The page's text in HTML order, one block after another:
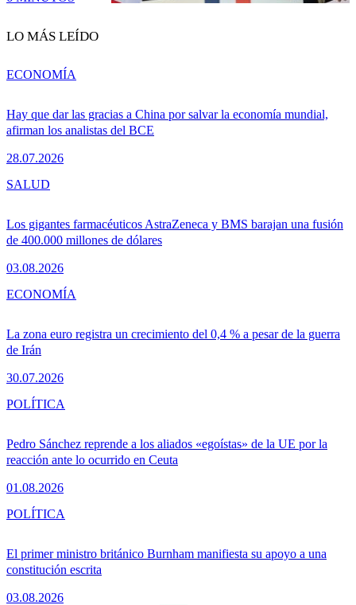
LO MÁS LEÍDO
Hay que dar las gracias a China por salvar la economía mundial,
afirman los analistas del BCE
28.07.2026
ECONOMÍA
Los gigantes farmacéuticos AstraZeneca y BMS barajan una fusión
de 400.000 millones de dólares
03.08.2026
SALUD
La zona euro registra un crecimiento del 0,4 % a pesar de la guerra
de Irán
30.07.2026
ECONOMÍA
Pedro Sánchez reprende a los aliados «egoístas» de la UE por la
reacción ante lo ocurrido en Ceuta
01.08.2026
POLÍTICA
El primer ministro británico Burnham manifiesta su apoyo a una
constitución escrita
03.08.2026
POLÍTICA